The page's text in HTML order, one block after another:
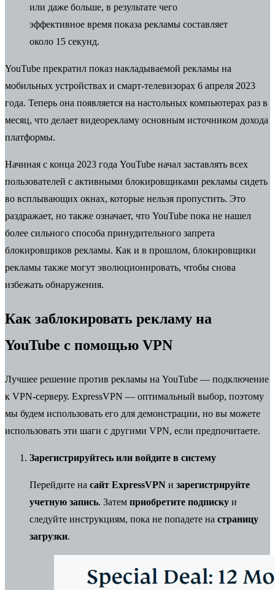
или даже больше, в результате чего
эффективное время показа рекламы составляет
около 15 секунд.
YouTube прекратил показ накладываемой рекламы на
мобильных устройствах и смарт-телевизорах 6 апреля 2023
года. Теперь она появляется на настольных компьютерах раз в
месяц, что делает видеорекламу основным источником дохода
платформы.
Начиная с конца 2023 года YouTube начал заставлять всех
пользователей с активными блокировщиками рекламы сидеть
во всплывающих окнах, которые нельзя пропустить. Это
раздражает, но также означает, что YouTube пока не нашел
более сильного способа принудительного запрета
блокировщиков рекламы. Как и в прошлом, блокировщики
рекламы также могут эволюционировать, чтобы снова
избежать обнаружения.
Как заблокировать рекламу на
YouTube с помощью VPN
Лучшее решение против рекламы на YouTube — подключение
к VPN-серверу. ExpressVPN — оптимальный выбор, поэтому
мы будем использовать его для демонстрации, но вы можете
использовать эти шаги с другими VPN, если предпочитаете.
Зарегистрируйтесь или войдите в систему
Перейдите на сайт ExpressVPN и зарегистрируйте
учетную запись. Затем приобретите подписку и
следуйте инструкциям, пока не попадете на страницу
загрузки.